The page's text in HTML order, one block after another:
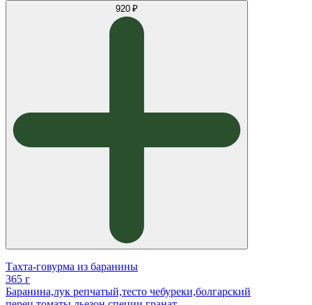
920 ₽
Тахта-говурма из баранины
365 г
Баранина,лук репчатый,тесто чебуреки,болгарский